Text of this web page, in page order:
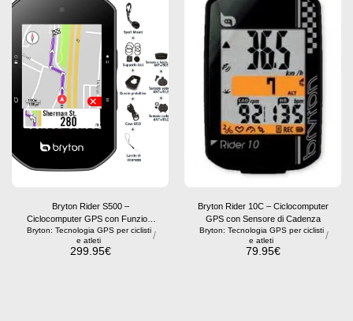
Bryton Rider S500 –
Ciclocomputer GPS con Funzioni
Avanzate per Ciclisti
Bryton: Tecnologia GPS per ciclisti
e atleti
/
299.95€
Bryton Rider 10C – Ciclocomputer
GPS con Sensore di Cadenza
Bryton: Tecnologia GPS per ciclisti
e atleti
/
79.95€